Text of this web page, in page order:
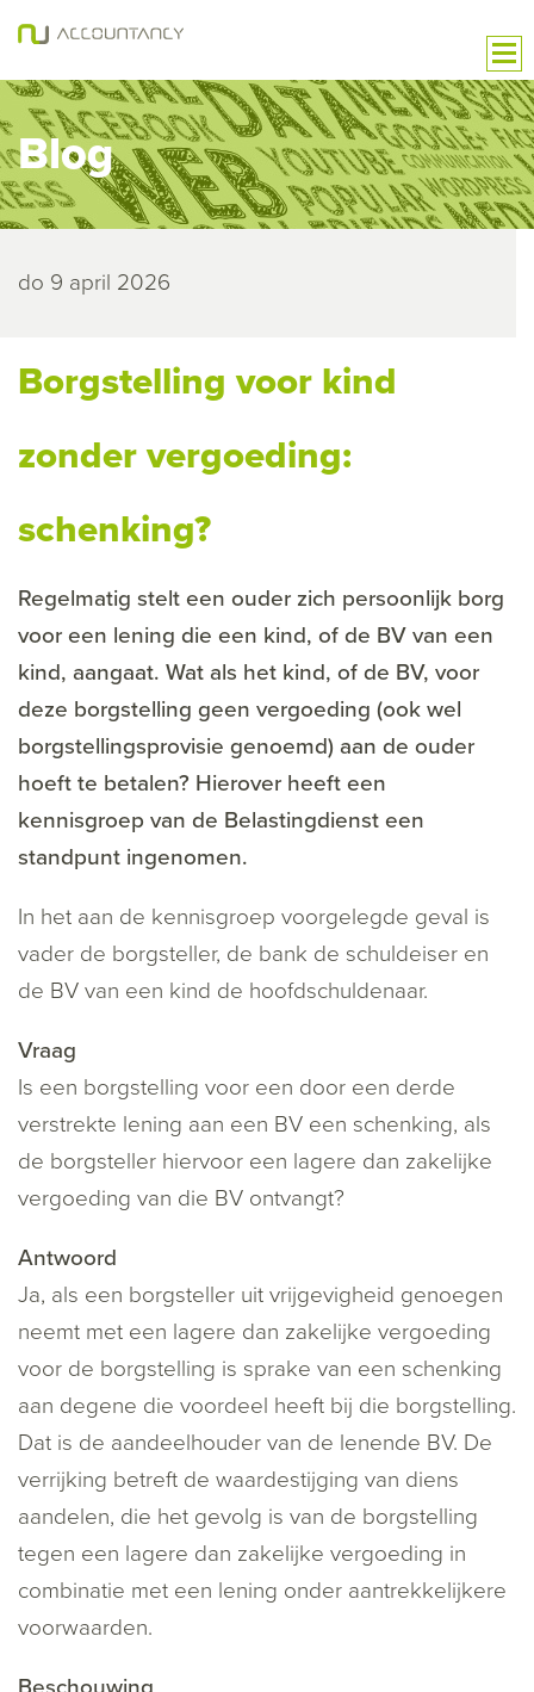
Blog
do 9 april 2026
Borgstelling voor kind
zonder vergoeding:
schenking?
Regelmatig stelt een ouder zich persoonlijk borg
voor een lening die een kind, of de BV van een
kind, aangaat. Wat als het kind, of de BV, voor
deze borgstelling geen vergoeding (ook wel
borgstellingsprovisie genoemd) aan de ouder
hoeft te betalen? Hierover heeft een
kennisgroep van de Belastingdienst een
standpunt ingenomen.
In het aan de kennisgroep voorgelegde geval is
vader de borgsteller, de bank de schuldeiser en
de BV van een kind de hoofdschuldenaar.
Vraag
Is een borgstelling voor een door een derde
verstrekte lening aan een BV een schenking, als
de borgsteller hiervoor een lagere dan zakelijke
vergoeding van die BV ontvangt?
Antwoord
Ja, als een borgsteller uit vrijgevigheid genoegen
neemt met een lagere dan zakelijke vergoeding
voor de borgstelling is sprake van een schenking
aan degene die voordeel heeft bij die borgstelling.
Dat is de aandeelhouder van de lenende BV. De
verrijking betreft de waardestijging van diens
aandelen, die het gevolg is van de borgstelling
tegen een lagere dan zakelijke vergoeding in
combinatie met een lening onder aantrekkelijkere
voorwaarden.